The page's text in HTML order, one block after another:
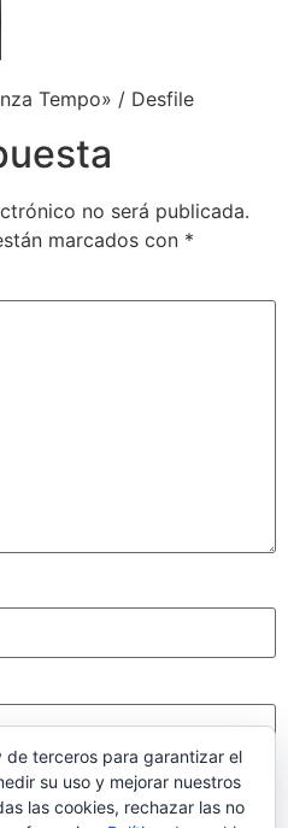
Tempo» / Desfile
no será publicada.
marcados con *
de terceros para garantizar el
su uso y mejorar nuestros
las cookies, rechazar las no